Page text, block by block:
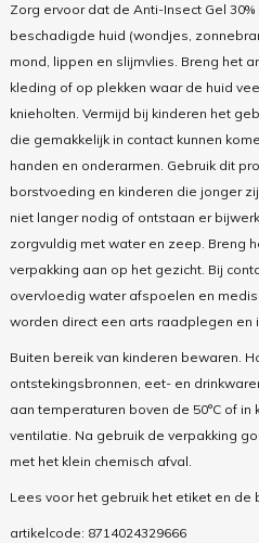
Zorg ervoor dat de Anti-Insect Gel
beschadigde huid (wondjes,
mond, lippen en slijmvlies. Breng het
kleding of op plekken waar de huid
knieholten. Vermijd bij kinderen het
die gemakkelijk in contact kunnen
handen en onderarmen. Gebruik dit
borstvoeding en kinderen die jonger
niet langer nodig of ontstaan er
zorgvuldig met water en zeep. Breng
verpakking aan op het gezicht. Bij
overvloedig water afspoelen en
worden direct een arts raadplegen en
Buiten bereik van kinderen bewaren.
ontstekingsbronnen, eet- en
aan temperaturen boven de 50°C of
ventilatie. Na gebruik de verpakking
met het klein chemisch afval.
Lees voor het gebruik het etiket en de
artikelcode: 8714024329666